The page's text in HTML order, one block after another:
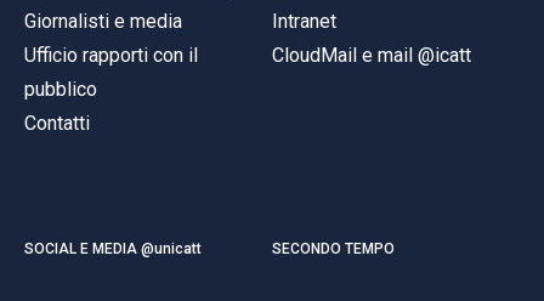
Giornalisti e media
Ufficio rapporti con il
pubblico
Contatti
Intranet
CloudMail e mail @icatt
SOCIAL E MEDIA @unicatt SECONDO TEMPO